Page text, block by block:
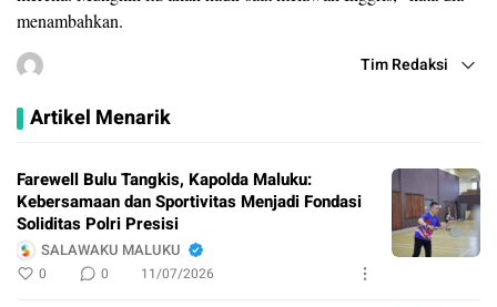
menambahkan.
Tim Redaksi
Artikel Menarik
Farewell Bulu Tangkis, Kapolda Maluku:
Kebersamaan dan Sportivitas Menjadi Fondasi
Soliditas Polri Presisi
SALAWAKU MALUKU
0 0 11/07/2026